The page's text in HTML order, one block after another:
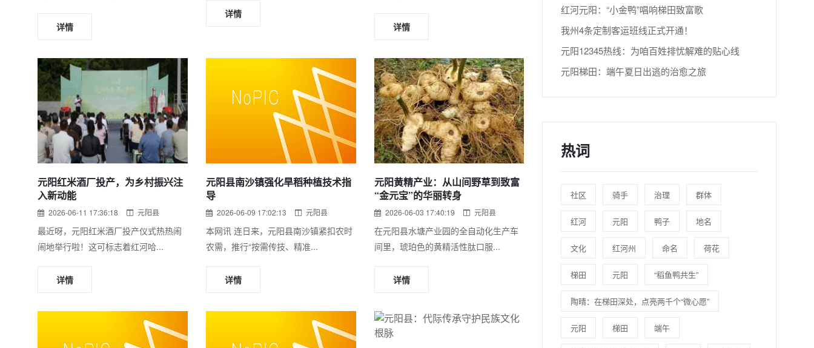
详情
详情
详情
元阳红米酒厂投产，为乡村振兴注
入新动能
2026-06-11 17:36:18 元阳县
最近呀，元阳红米酒厂投产仪式热热闹
闹地举行啦！这可标志着红河哈...
详情
元阳县南沙镇强化旱稻种植技术指
导
2026-06-09 17:02:13 元阳县
本网讯 连日来，元阳县南沙镇紧扣农时
农需，推行“按需传技、精准...
详情
元阳黄精产业：从山间野草到致富
“金元宝”的华丽转身
2026-06-03 17:40:19 元阳县
在元阳县水塘产业园的全自动化生产车
间里，琥珀色的黄精活性肽口服...
详情
红河元阳：“小金鸭”唱响梯田致富歌
我州4条定制客运班线正式开通！
元阳12345热线：为咱百姓排忧解难的贴心线
元阳梯田：端午夏日出逃的治愈之旅
热词
社区 骑手 治理 群体
红河 元阳 鸭子 地名
文化 红河州 命名 荷花
梯田 元阳 “稻鱼鸭共生”
陶晴：在梯田深处，点亮两千个“微心愿”
元阳 梯田 端午